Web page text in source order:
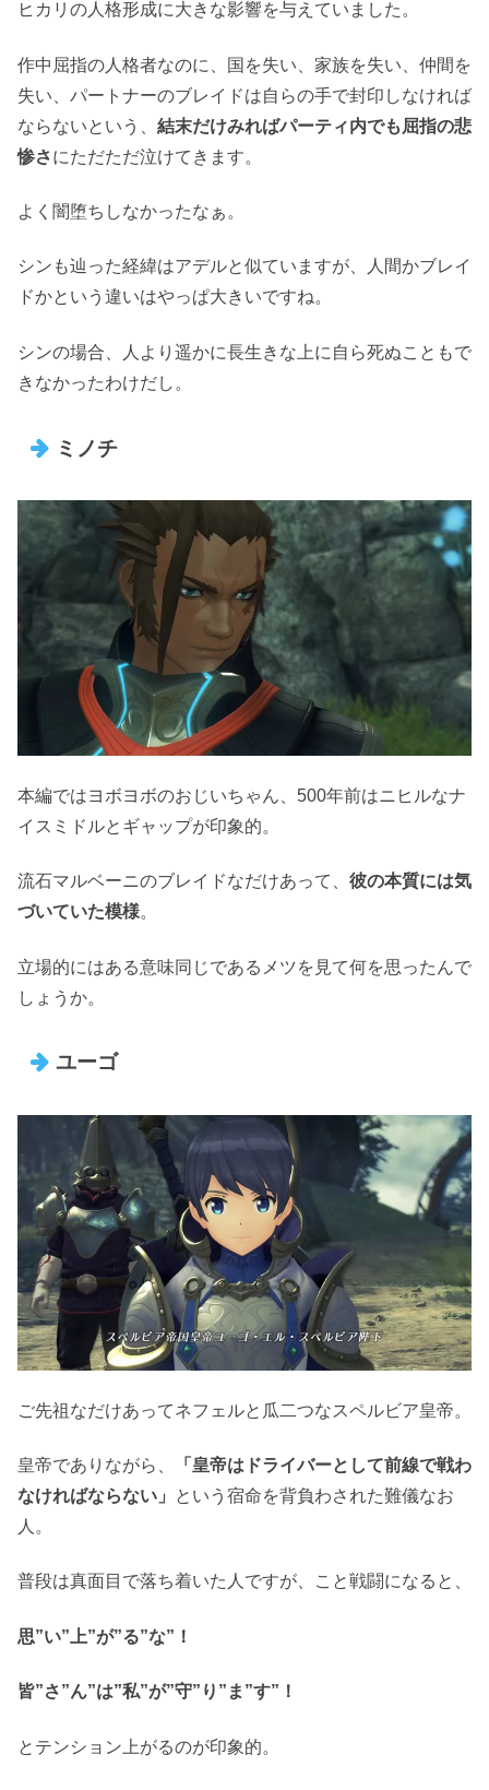
ヒカリの人格形成に大きな影響を与えていました。
作中屈指の人格者なのに、国を失い、家族を失い、仲間を
失い、パートナーのブレイドは自らの手で封印しなければ
ならないという、 結末だけみればパーティ内でも屈指の悲
惨さにただただ泣けてきます。
よく闇堕ちしなかったなぁ。
シンも辿った経緯はアデルと似ていますが、人間かブレイ
ドかという違いはやっぱ大きいですね。
シンの場合、人より遥かに長生きな上に自ら死ぬこともで
きなかったわけだし。
ミノチ
本編ではヨボヨボのおじいちゃん、500年前はニヒルなナ
イスミドルとギャップが印象的。
流石マルベーニのブレイドなだけあって、 彼の本質には気
づいていた模様。
立場的にはある意味同じであるメツを見て何を思ったんで
しょうか。
ユーゴ
ご先祖なだけあってネフェルと瓜二つなスペルビア皇帝。
皇帝でありながら、
「皇帝はドライバーとして前線で戦わ
なければならない」
という宿命を背負わされた難儀なお
人。
普段は真面目で落ち着いた人ですが、こと戦闘になると、
思”い”上”が”る”な”！
皆”さ”ん”は”私”が”守”り”ま”す”！
とテンション上がるのが印象的。